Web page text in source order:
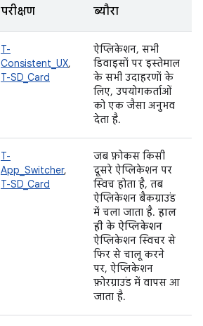
परीक्षण ब्यौरा
T-
Consistent_UX,
T-SD_Card
ऐप्लिकेशन, सभी
डिवाइसों पर इस्तेमाल
के सभी उदाहरणों के
लिए, उपयोगकर्ताओं
को एक जैसा अनुभव
देता है.
T-
App_Switcher,
T-SD_Card
जब फ़ोकस किसी
दूसरे ऐप्लिकेशन पर
स्विच होता है, तब
ऐप्लिकेशन बैकग्राउंड
में चला जाता है. हाल
ही के ऐप्लिकेशन
ऐप्लिकेशन स्विचर से
फिर से चालू करने
पर, ऐप्लिकेशन
फ़ोरग्राउंड में वापस आ
जाता है.